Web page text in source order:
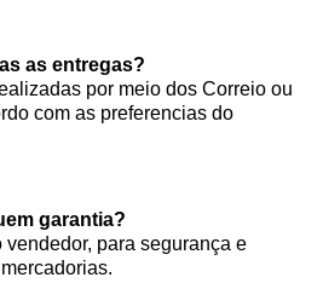
as entregas?
por meio dos Correio ou
com as preferencias do
garantia?
para segurança e